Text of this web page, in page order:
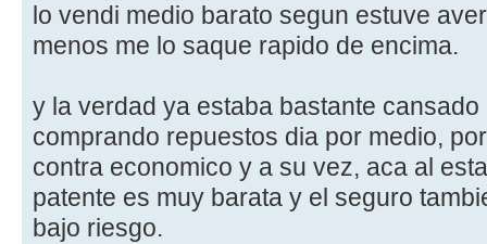
lo vendi medio barato segun estuve
menos me lo saque rapido de encima.
y la verdad ya estaba bastante
comprando repuestos dia por medio,
contra economico y a su vez, aca al
patente es muy barata y el seguro
bajo riesgo.